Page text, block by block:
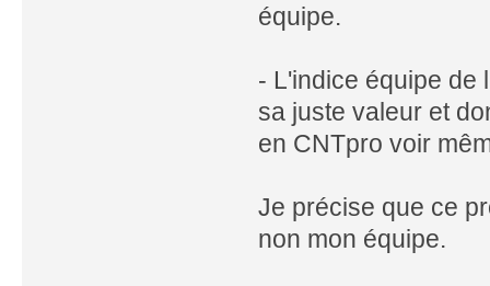
équipe.
- L'indice équipe de
sa juste valeur et
en CNTpro voir
Je précise que ce
non mon équipe.